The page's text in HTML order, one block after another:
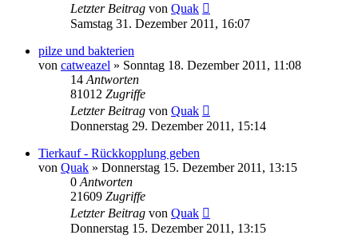
Letzter Beitrag von Quak
Samstag 31. Dezember 2011, 16:07
pilze und bakterien
von catweazel » Sonntag 18. Dezember 2011, 11:08
14 Antworten
81012 Zugriffe
Letzter Beitrag von Quak
Donnerstag 29. Dezember 2011, 15:14
Tierkauf - Rückkopplung geben
von Quak » Donnerstag 15. Dezember 2011, 13:15
0 Antworten
21609 Zugriffe
Letzter Beitrag von Quak
Donnerstag 15. Dezember 2011, 13:15